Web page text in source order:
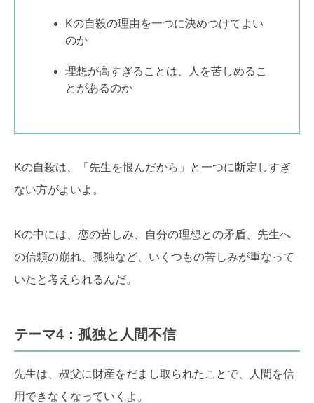
Kの自殺の理由を一つに決めつけてよい
のか
理想が高すぎることは、人を苦しめるこ
とがあるのか
Kの自殺は、「先生を恨んだから」と一つに断定しすぎ
ない方がよいよ。
Kの中には、恋の苦しみ、自分の理想との矛盾、先生へ
の信頼の崩れ、孤独など、いくつもの苦しみが重なって
いたと考えられるんだ。
テーマ4：孤独と人間不信
先生は、叔父に財産をだまし取られたことで、人間を信
用できなくなっていくよ。